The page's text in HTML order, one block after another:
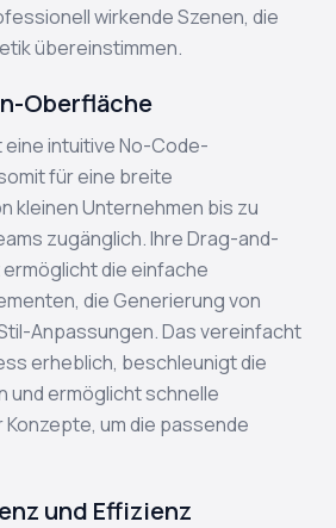
wirkende Szenen, die
übereinstimmen.
Oberfläche
intuitive No-Code-
für eine breite
kleinen Unternehmen bis zu
zugänglich. Ihre Drag-and-
die einfache
die Generierung von
Anpassungen. Das vereinfacht
erheblich, beschleunigt die
ermöglicht schnelle
um die passende
und Effizienz